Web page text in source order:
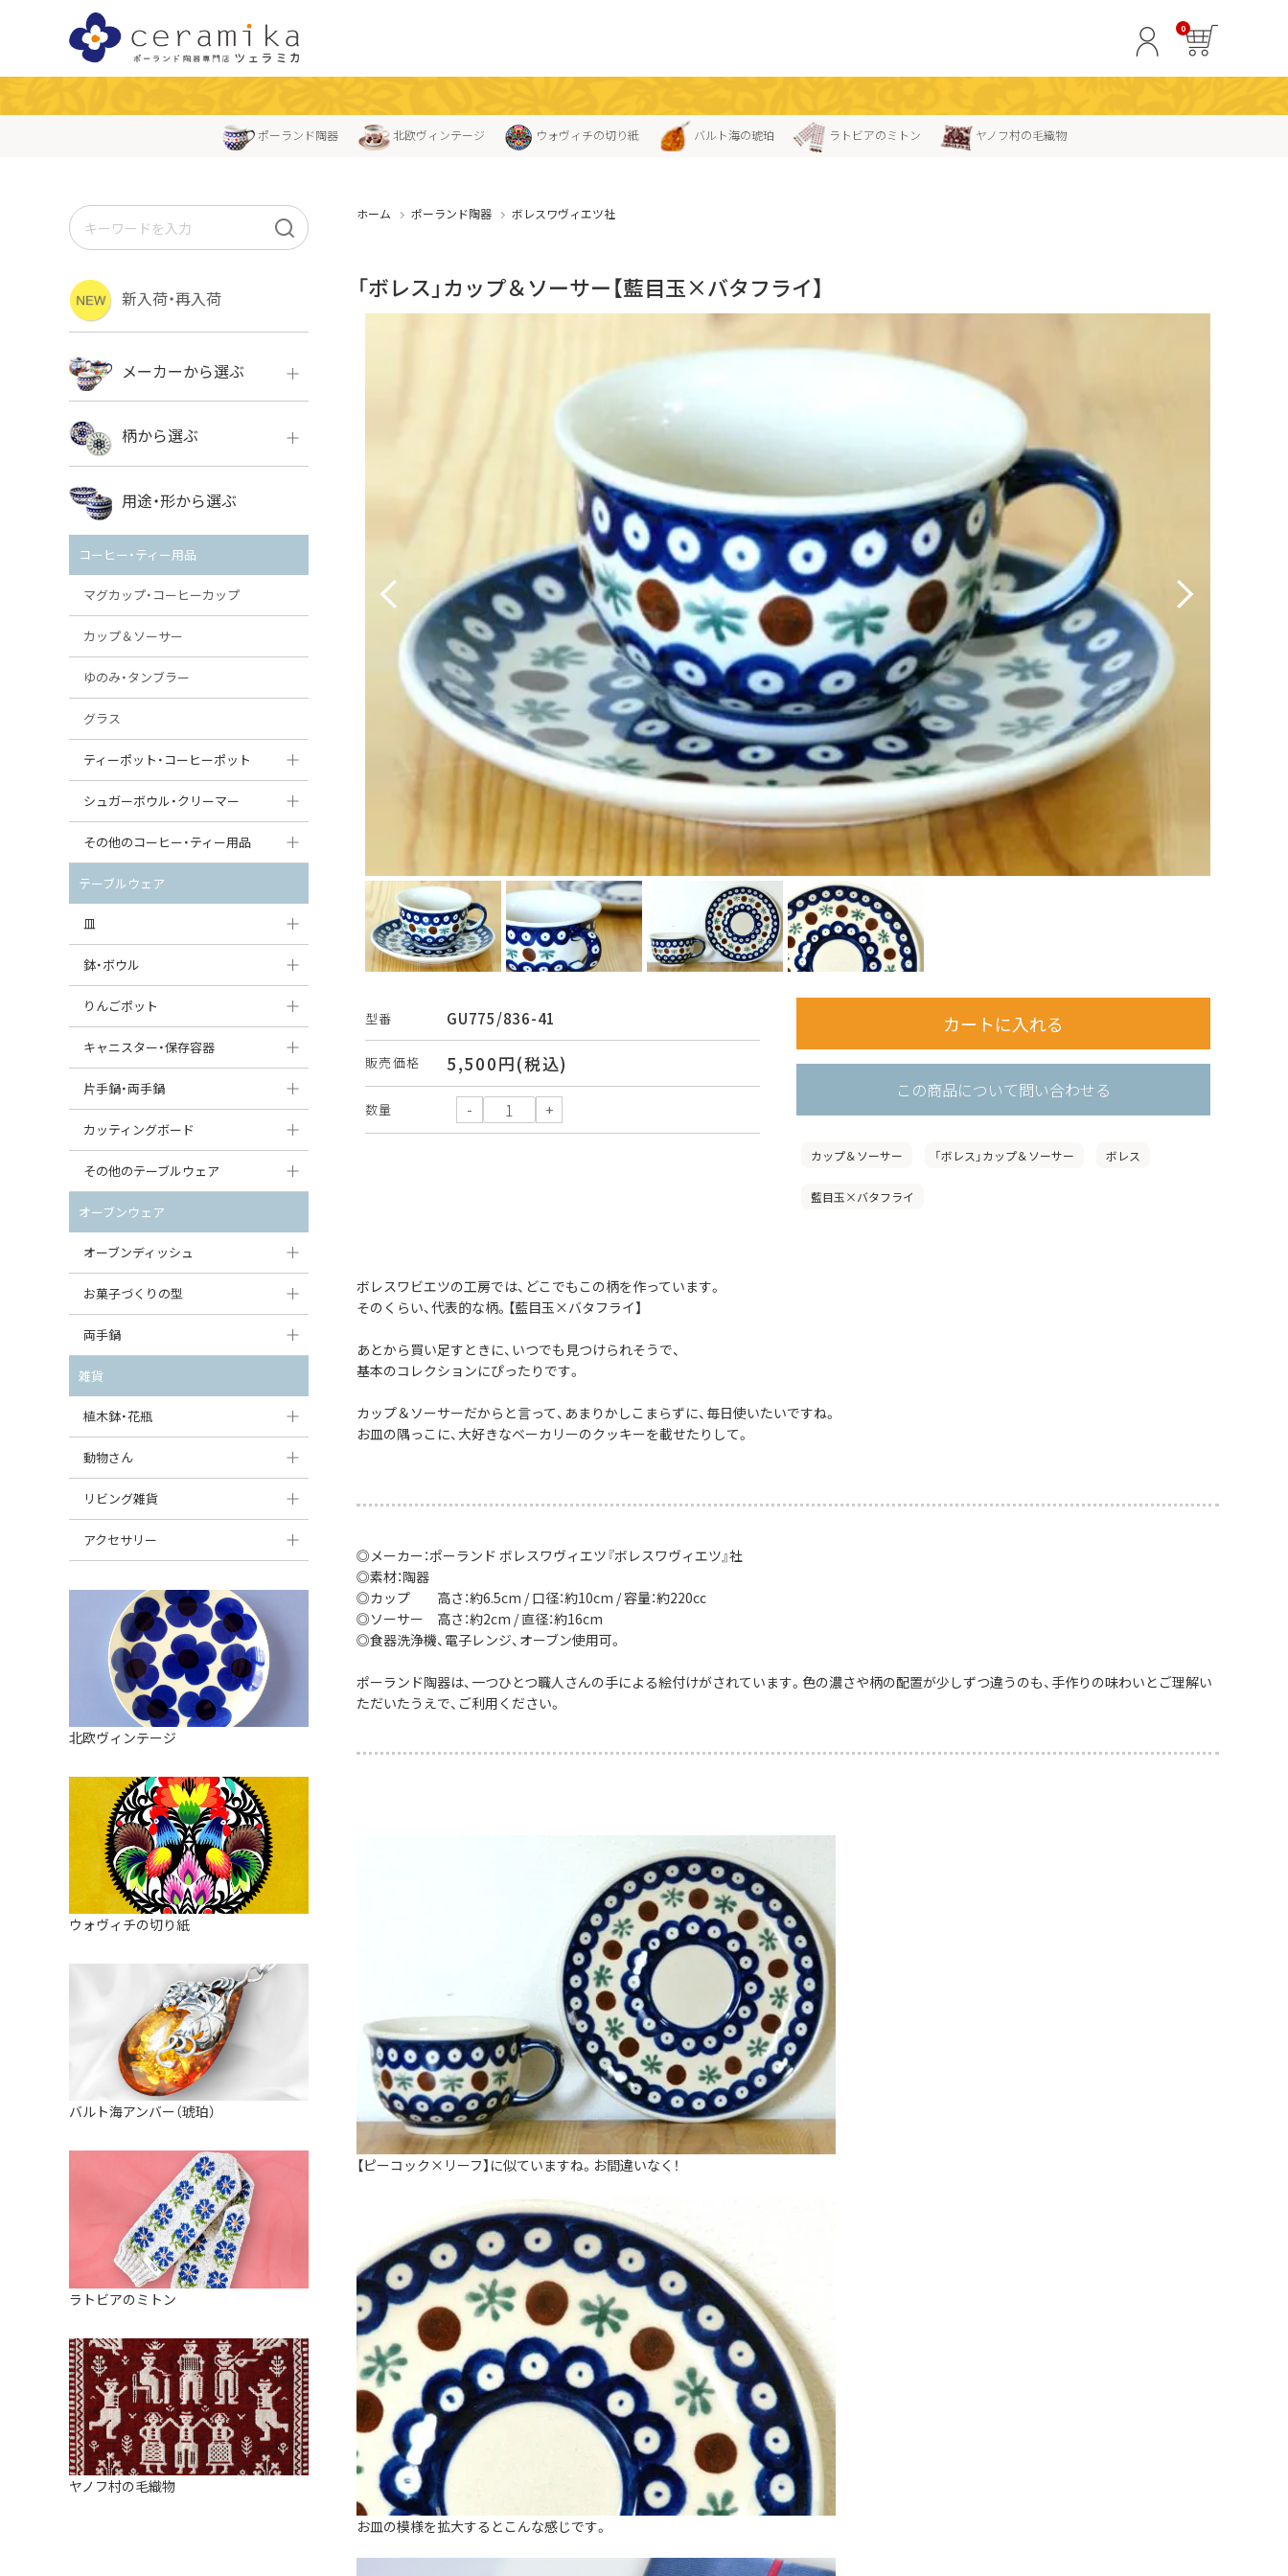
0
ポーランド陶器 北欧ヴィンテージ ウォヴィチの切り紙 バルト海の琥珀 ラトビアのミトン ヤノフ村の毛織物
ホーム ポーランド陶器 ボレスワヴィエツ社
「ボレス」カップ＆ソーサー【藍目玉×バタフライ】
型番 GU775/836-41
販売価格 5,500円(税込)
数量
この商品について問い合わせる
カップ＆ソーサー 「ボレス」カップ＆ソーサー ボレス
藍目玉×バタフライ
ボレスワビエツの工房では、どこでもこの柄を作っています。
そのくらい、代表的な柄。【藍目玉×バタフライ】
あとから買い足すときに、いつでも見つけられそうで、
基本のコレクションにぴったりです。
カップ＆ソーサーだからと言って、あまりかしこまらずに、毎日使いたいですね。
お皿の隅っこに、大好きなベーカリーのクッキーを載せたりして。
◎メーカー：ポーランド ボレスワヴィエツ『ボレスワヴィエツ』社
◎素材：陶器
◎カップ 高さ：約6.5cm / 口径：約10cm / 容量：約220cc
◎ソーサー 高さ：約2cm / 直径：約16cm
◎食器洗浄機、電子レンジ、オーブン使用可。
ポーランド陶器は、一つひとつ職人さんの手による絵付けがされています。色の濃さや柄の配置が少しずつ違うのも、手作りの味わいとご理解い
ただいたうえで、ご利用ください。
【ピーコック×リーフ】に似ていますね。お間違いなく！
お皿の模様を拡大するとこんな感じです。
新入荷・再入荷
メーカーから選ぶ
ボレス
VENA
ミレナ
柄から選ぶ
ボレス
用途・形から選ぶ
コーヒー・ティー用品
マグカップ・コーヒーカップ
カップ＆ソーサー
ゆのみ・タンブラー
グラス
ティーポット・コーヒーポット
ティーポット
コーヒーポット
シュガーボウル・クリーマー
シュガーボウル
クリーマー
その他のコーヒー・ティー用品
ポットウォーマー
ピッチャー
コーヒードリッパー
すべて見る
テーブルウェア
皿
大皿（24cm〜）
中皿（18〜24cm）
丸皿
スープ皿
ダルマプレート
たまご型プレート
ハート型プレート
変形プレート
分割ディッシュ
すべて見る
鉢・ボウル
大鉢（21cm〜）
中鉢（16〜21cm）
丸鉢・どんぶり・ボウル
茶碗
オーバルボウル
ハートボウル
葉っぱ型ボウル
りんご型ボウル
いちご型ボウル
星型ボウル
スープカップ
そば猪口・フリーカップ
ココット
薬味入れ
ミキシングボウル
すべて見る
りんごポット
りんごポット
りんごポット小
キャニスター・保存容器
キャニスター
つぼ
ガーリックポット
オニオンキャニスター
ガーリックキャニスター
チーズケース
バターディッシュ
六角形ポット
ボトル
すべて見る
片手鍋・両手鍋
ソースパン（片手鍋）
スープチュリーン
カッティングボード
角型カッティングボード
丸型カッティングボード
すべて見る
その他のテーブルウェア
調味料入れ
グレイヴィーボート
エッグカップ
ケーキスタンド
カトラリー
はしおき・カトラリーレスト
オーブンウェア
オーブンディッシュ
大型（24cm〜）
中型（18〜24cm）
スクエアオーブンディッシュ
オーバルオーブンディッシュ
すべて見る
お菓子づくりの型
パウンド型
マフィン型
すべて見る
両手鍋
チュリーン
キャセロール
すべて見る
雑貨
植木鉢・花瓶
植木鉢
花瓶
動物さん
フィギュア・置物
貯金箱
オーナメント
クリーマー
リビング雑貨
スツール
バス・洗面用品
家具小物
小物入れ
アロマポット
バスケット
装飾用タイル・プレート
ミニチュア
天使さま
カードスタンド
マグネット
すべて見る
アクセサリー
ペンダントトップ
すべて見る
北欧ヴィンテージ
ウォヴィチの切り紙
バルト海アンバー（琥珀）
ラトビアのミトン
ヤノフ村の毛織物